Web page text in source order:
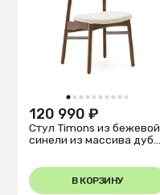
1 2 3 4 5 6 7 8 9 10
120 990 ₽
Стул Timons из бежевой
синели из массива дуба
В КОРЗИНУ